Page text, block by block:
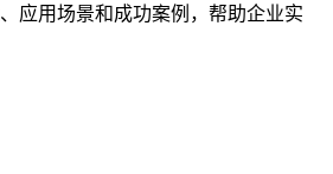
应用场景和成功案例，帮助企业实